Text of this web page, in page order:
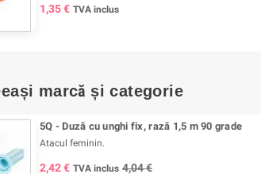
1,35 € TVA inclus
marcă și categorie
5Q - Duză cu unghi fix, rază 1,5 m 90 grade
Atacul feminin.
2,42 € TVA inclus 4,04 €